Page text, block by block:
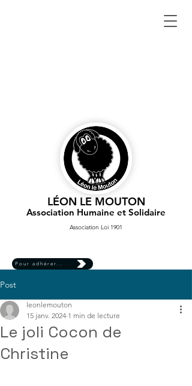
Pour adhérer...
Association Humaine et Solidaire
Association Loi 1901
LÉON LE MOUTON
Post
Le joli Cocon de
Christine
leonlemouton
15 janv. 2024 1 min de lecture